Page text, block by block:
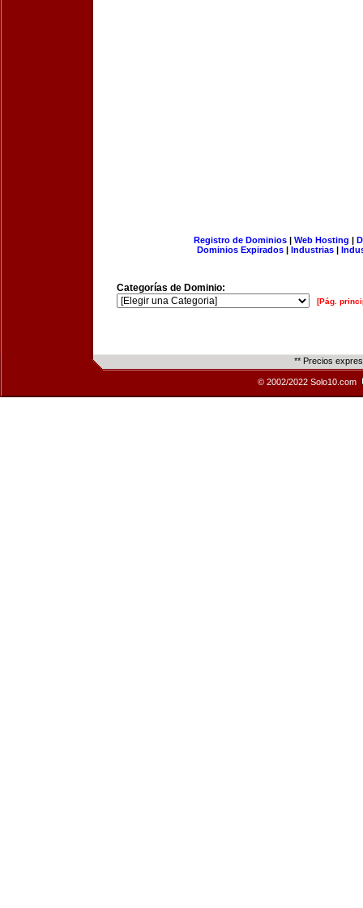
Registro de Dominios| Web Hosting |
Dominios Expirados | Industrias |
Categorías de Dominio:
[Pág.
** Precios
© 2002/2022 Solo10.com